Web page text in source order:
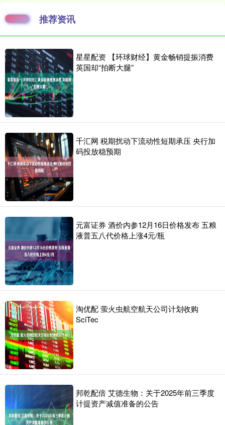
推荐资讯
星星配资 【环球财经】黄金畅销提振消费
英国却“拍断大腿”
千汇网 税期扰动下流动性短期承压 央行加
码投放稳预期
元富证券 酒价内参12月16日价格发布 五粮
液普五八代价格上涨4元/瓶
淘优配 萤火虫航空航天公司计划收购
SciTec
邦乾配倍 艾德生物：关于2025年前三季度
计提资产减值准备的公告